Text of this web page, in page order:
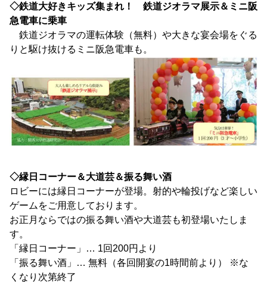
◇鉄道大好きキッズ集まれ！ 鉄道ジオラマ展示＆ミニ阪
急電車に乗車
鉄道ジオラマの運転体験（無料）や大きな宴会場をぐる
りと駆け抜けるミニ阪急電車も。
◇縁日コーナー＆大道芸＆振る舞い酒
ロビーには縁日コーナーが登場。射的や輪投げなど楽しい
ゲームをご用意しております。
お正月ならではの振る舞い酒や大道芸も初登場いたしま
す。
「縁日コーナー」… 1回200円より
「振る舞い酒」… 無料（各回開宴の1時間前より） ※な
くなり次第終了